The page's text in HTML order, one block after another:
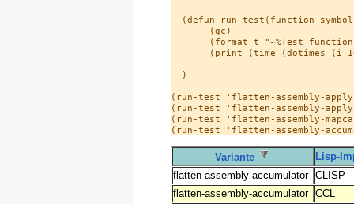
(defun run-test(function-
       (gc)
(format t "~%Test
(print (time (dotimes (i
  )
(run-test 'flatten-assembly-apply-
(run-test 'flatten-assembly-
(run-test 'flatten-assembly-
Variante
Lisp-
flatten-assembly-accumulator
CLISP
flatten-assembly-accumulator
CCL